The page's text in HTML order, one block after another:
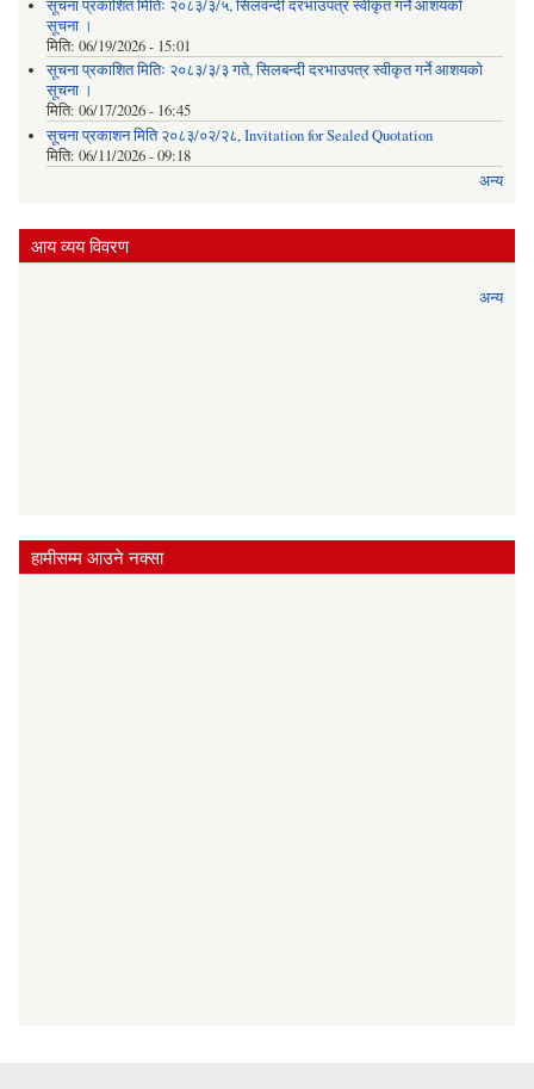
सूचना प्रकाशित मितिः २०८३/३/५, सिलवन्दी दरभाउपत्र स्वीकृत गर्ने आशयको
सूचना ।
मिति: 06/19/2026 - 15:01
सूचना प्रकाशित मितिः २०८३/३/३ गते, सिलबन्दी दरभाउपत्र स्वीकृत गर्ने आशयको
सूचना ।
मिति: 06/17/2026 - 16:45
सूचना प्रकाशन मिति २०८३/०२/२८, Invitation for Sealed Quotation
मिति: 06/11/2026 - 09:18
अन्य
आय व्यय विवरण
अन्य
हामीसम्म आउने नक्सा